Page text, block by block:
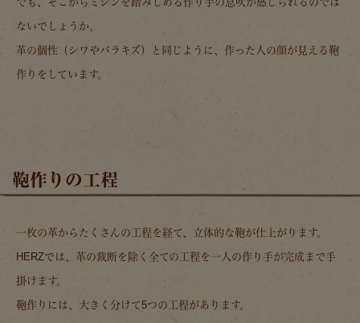
ないでしょうか。
革の個性（シワやバラキズ）と同じように、作った人の顔が見える鞄
作りをしています。
鞄作りの工程
一枚の革からたくさんの工程を経て、立体的な鞄が仕上がります。
HERZでは、革の裁断を除く全ての工程を一人の作り手が完成まで手
掛けます。
鞄作りには、大きく分けて5つの工程があります。